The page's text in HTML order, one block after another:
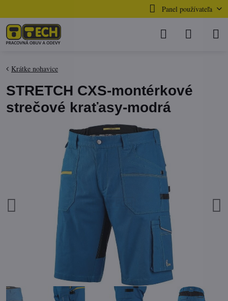
Panel používateľa
Krátke nohavice
STRETCH CXS-montérkové
strečové kraťasy-modrá